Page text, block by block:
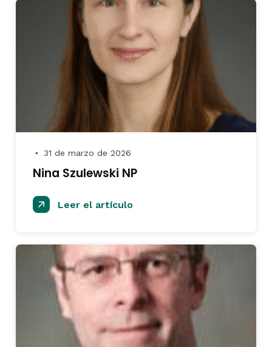
● 31 de marzo de 2026
Nina Szulewski NP
Leer el artículo